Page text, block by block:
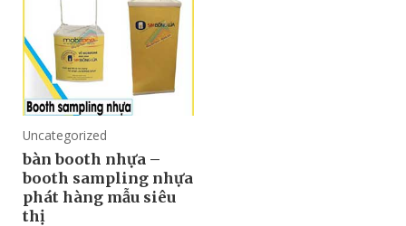
Uncategorized
bàn booth nhựa –
booth sampling nhựa
phát hàng mẫu siêu
thị